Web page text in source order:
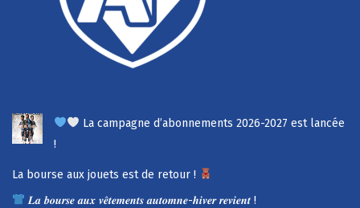
La campagne d’abonnements 2026-2027 est lancée
!
La bourse aux jouets est de retour !
𝑳𝒂 𝒃𝒐𝒖𝒓𝒔𝒆 𝒂𝒖𝒙 𝒗𝒆̂𝒕𝒆𝒎𝒆𝒏𝒕𝒔 𝒂𝒖𝒕𝒐𝒎𝒏𝒆-𝒉𝒊𝒗𝒆𝒓 𝒓𝒆𝒗𝒊𝒆𝒏𝒕 !